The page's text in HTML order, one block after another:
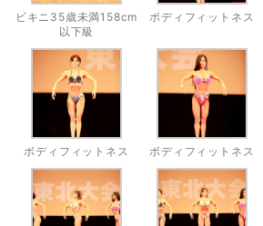
ビキニ35歳未満158cm
以下級
ボディフィットネス
ボディフィットネス ボディフィットネス